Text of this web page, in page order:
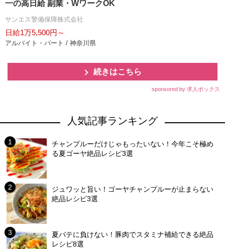
一の高日給 副業・WワークOK
サンエス警備保障株式会社
日給1万5,500円～
アルバイト・パート / 神奈川県
続きはこちら
sponsored by 求人ボックス
人気記事ランキング
チャンプルーだけじゃもったいない！今年こそ極め
る夏ゴーヤ絶品レシピ3選
ジュワッと旨い！ゴーヤチャンプルーが止まらない
絶品レシピ3選
夏バテに負けない！豚肉でスタミナ補給できる絶品
レシピ8選